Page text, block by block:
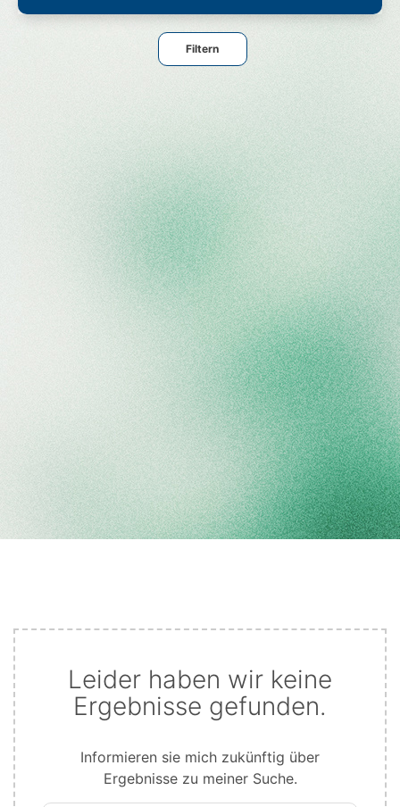
Filtern
Leider haben wir keine
Ergebnisse gefunden.
Informieren sie mich zukünftig über
Ergebnisse zu meiner Suche.